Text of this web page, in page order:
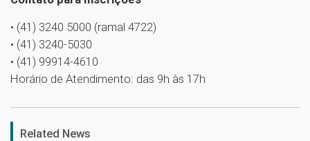
• (41) 3240 5000 (ramal 4722)
• (41) 3240-5030
• (41) 99914-4610
Horário de Atendimento: das 9h às 17h
1
Related News